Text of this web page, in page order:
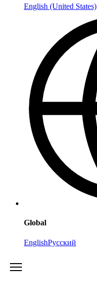
English (United States)
Global
EnglishРусский